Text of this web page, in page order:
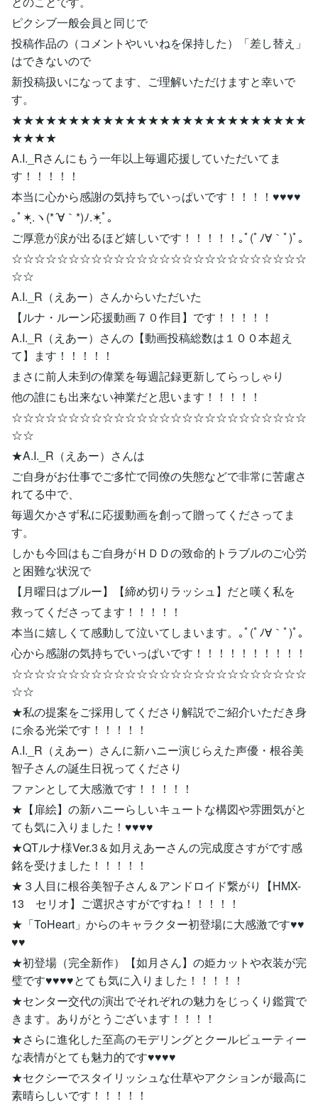
ピクシブ一般会員と同じで
投稿作品の（コメントやいいねを保持した）「差し替え」
はできないので
新投稿扱いになってます、ご理解いただけますと幸いで
す。
★★★★★★★★★★★★★★★★★★★★★★★★★★
★★★★
A.I._Rさんにもう一年以上毎週応援していただいてま
す！！！！！
本当に心から感謝の気持ちでいっぱいです！！！！♥♥♥♥
｡ﾟ✶ฺ.ヽ(*´∀｀*)ﾉ.✶ฺﾟ｡
ご厚意が涙が出るほど嬉しいです！！！！！｡ﾟ(ﾟﾉ∀｀ﾟ)ﾟ｡
☆☆☆☆☆☆☆☆☆☆☆☆☆☆☆☆☆☆☆☆☆☆☆☆☆☆
☆☆
A.I._R（えあー）さんからいただいた
【ルナ・ルーン応援動画７０作目】です！！！！！
A.I._R（えあー）さんの【動画投稿総数は１００本超え
て】ます！！！！！
まさに前人未到の偉業を毎週記録更新してらっしゃり
他の誰にも出来ない神業だと思います！！！！！
☆☆☆☆☆☆☆☆☆☆☆☆☆☆☆☆☆☆☆☆☆☆☆☆☆☆
☆☆
★A.I._R（えあー）さんは
ご自身がお仕事でご多忙で同僚の失態などで非常に苦慮さ
れてる中で、
毎週欠かさず私に応援動画を創って贈ってくださってま
す。
しかも今回はもご自身がＨＤＤの致命的トラブルのご心労
と困難な状況で
【月曜日はブルー】【締め切りラッシュ】だと嘆く私を
救ってくださってます！！！！！
本当に嬉しくて感動して泣いてしまいます。｡ﾟ(ﾟﾉ∀｀ﾟ)ﾟ｡
心から感謝の気持ちでいっぱいです！！！！！！！！！！
☆☆☆☆☆☆☆☆☆☆☆☆☆☆☆☆☆☆☆☆☆☆☆☆☆☆
☆☆
★私の提案をご採用してくださり解説でご紹介いただき身
に余る光栄です！！！！！
A.I._R（えあー）さんに新ハニー演じらえた声優・根谷美
智子さんの誕生日祝ってくださり
ファンとして大感激です！！！！！
★【扉絵】の新ハニーらしいキュートな構図や雰囲気がと
ても気に入りました！♥♥♥♥
★QTルナ様Ver.3＆如月えあーさんの完成度さすがです感
銘を受けました！！！！！
★３人目に根谷美智子さん＆アンドロイド繋がり【HMX-
13 セリオ】ご選択さすがですね！！！！！
★「ToHeart」からのキャラクター初登場に大感激です♥♥
♥♥
★初登場（完全新作）【如月さん】の姫カットや衣装が完
璧です♥♥♥♥とても気に入りました！！！！！
★センター交代の演出でそれぞれの魅力をじっくり鑑賞で
きます。ありがとうございます！！！！
★さらに進化した至高のモデリングとクールビューティー
な表情がとても魅力的です♥♥♥♥
★セクシーでスタイリッシュな仕草やアクションが最高に
素晴らしいです！！！！！